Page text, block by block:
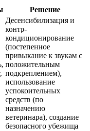
Решение
Десенсибилизация и
контр-
кондиционирование
(постепенное
привыкание к звукам с
положительным
подкреплением),
использование
успокоительных
средств (по
назначению
ветеринара), создание
безопасного убежища